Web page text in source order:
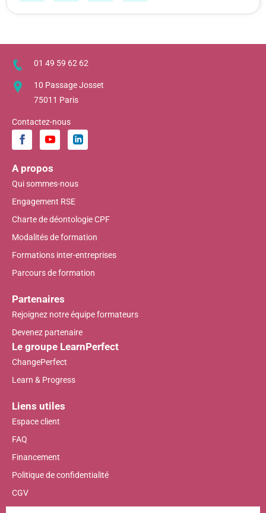
01 49 59 62 62
10 Passage Josset
75011 Paris
Contactez-nous
A propos
Qui sommes-nous
Engagement RSE
Charte de déontologie CPF
Modalités de formation
Formations inter-entreprises
Parcours de formation
Partenaires
Rejoignez notre équipe formateurs
Devenez partenaire
Le groupe LearnPerfect
ChangePerfect
Learn & Progress
Liens utiles
Espace client
FAQ
Financement
Politique de confidentialité
CGV